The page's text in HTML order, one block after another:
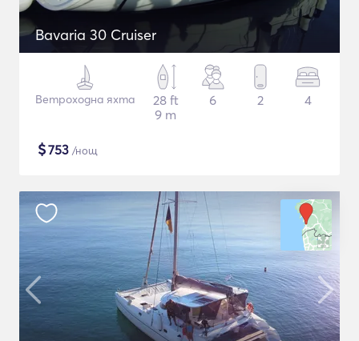
Bavaria 30 Cruiser
Ветроходна яхта
28 ft
9 m
6 2 4
$753 /нощ